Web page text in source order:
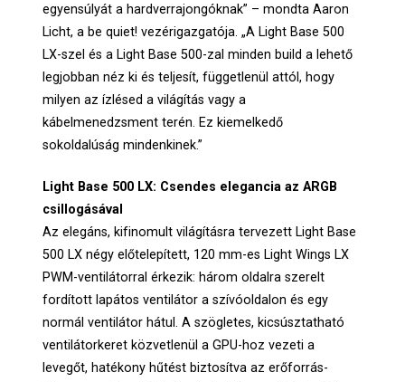
egyensúlyát a hardverrajongóknak” – mondta Aaron
Licht, a be quiet! vezérigazgatója. „A Light Base 500
LX-szel és a Light Base 500-zal minden build a lehető
legjobban néz ki és teljesít, függetlenül attól, hogy
milyen az ízlésed a világítás vagy a
kábelmenedzsment terén. Ez kiemelkedő
sokoldalúság mindenkinek.”
Light Base 500 LX: Csendes elegancia az ARGB
csillogásával
Az elegáns, kifinomult világításra tervezett Light Base
500 LX négy előtelepített, 120 mm-es Light Wings LX
PWM-ventilátorral érkezik: három oldalra szerelt
fordított lapátos ventilátor a szívóoldalon és egy
normál ventilátor hátul. A szögletes, kicsúsztatható
ventilátorkeret közvetlenül a GPU-hoz vezeti a
levegőt, hatékony hűtést biztosítva az erőforrás-